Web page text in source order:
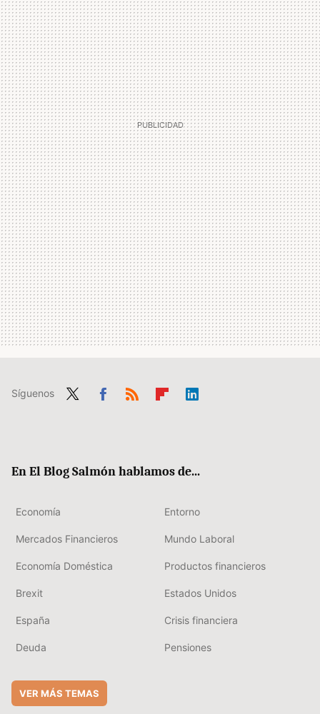
Síguenos
En El Blog Salmón hablamos de...
Economía Entorno
Mercados Financieros Mundo Laboral
Economía Doméstica Productos financieros
Brexit Estados Unidos
España Crisis financiera
Deuda Pensiones
VER MÁS TEMAS